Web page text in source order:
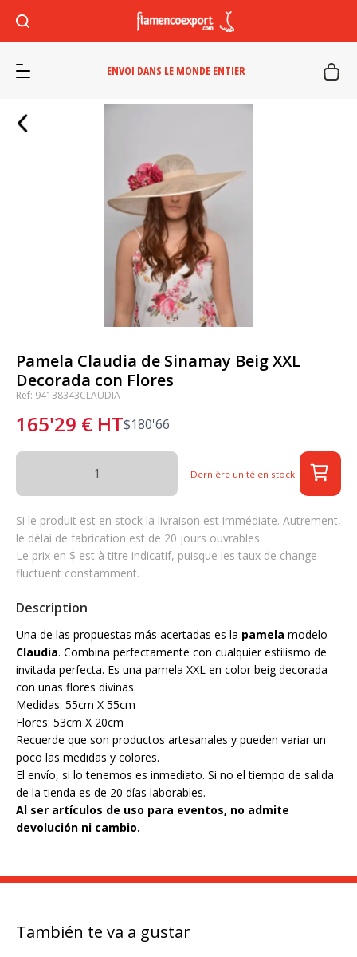
ENVOI DANS LE MONDE ENTIER
Pamela Claudia de Sinamay Beig XXL
Decorada con Flores
Ref: 94138343CLAUDIA
165'29 € HT$180'66
Dernière unité en stock
Si le produit est en stock la livraison est immédiate. Autrement,
le délai de fabrication est de 20 jours ouvrables
Le prix en $ est à titre indicatif, puisque les taux de change
fluctuent constamment.
Description
Una de las propuestas más acertadas es la pamela modelo
Claudia. Combina perfectamente con cualquier estilismo de
invitada perfecta. Es una pamela XXL en color beig decorada
con unas flores divinas.
Medidas: 55cm X 55cm
Flores: 53cm X 20cm
Recuerde que son productos artesanales y pueden variar un
poco las medidas y colores.
El envío, si lo tenemos es inmediato. Si no el tiempo de salida
de la tienda es de 20 días laborables.
Al ser artículos de uso para eventos, no admite
devolución ni cambio.
También te va a gustar